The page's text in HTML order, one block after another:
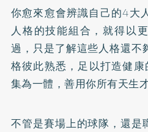
你愈來愈會辨識自己的4大
人格的技能組合，就得以
過，只是了解這些人格還不
格彼此熟悉，足以打造健
集為一體，善用你所有天生
不管是賽場上的球隊，還是